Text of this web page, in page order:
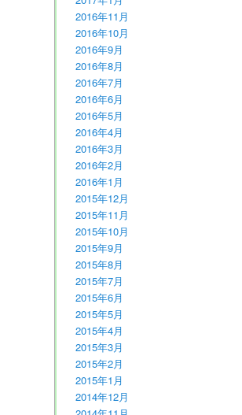
2016年11月
2016年10月
2016年9月
2016年8月
2016年7月
2016年6月
2016年5月
2016年4月
2016年3月
2016年2月
2016年1月
2015年12月
2015年11月
2015年10月
2015年9月
2015年8月
2015年7月
2015年6月
2015年5月
2015年4月
2015年3月
2015年2月
2015年1月
2014年12月